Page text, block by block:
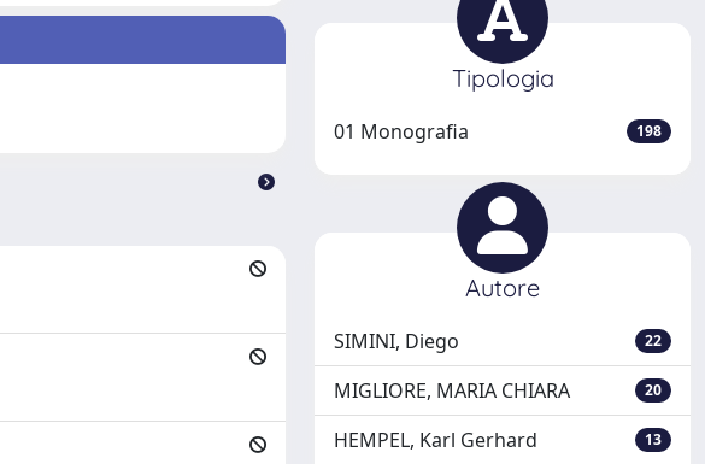
Tipologia
01 Monografia 198
Autore
SIMINI, Diego 22
MIGLIORE, MARIA CHIARA 20
HEMPEL, Karl Gerhard 13